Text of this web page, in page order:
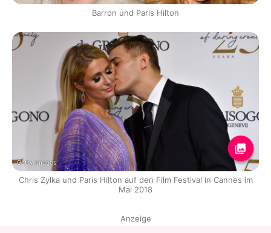
Barron und Paris Hilton
Getty Images
Chris Zylka und Paris Hilton auf den Film Festival in Cannes im
Mai 2018
Anzeige